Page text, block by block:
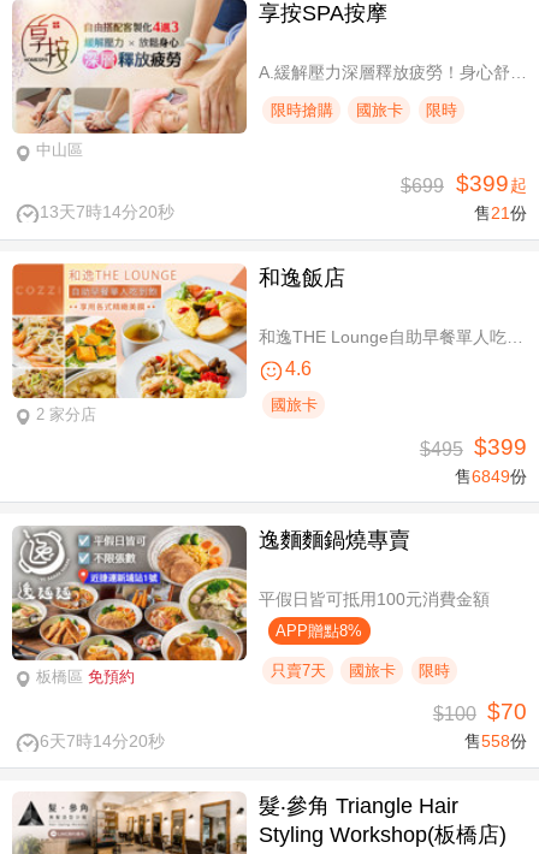
中山區
享按SPA按摩
A.緩解壓力深層釋放疲勞！身心舒壓SPA60分(純手技) / B.緩解壓力 × 放鬆身心 × 深層釋放疲勞！讓身體與情緒同步放鬆全程90分身心舒壓(純手技) / C.打造最適合自己的放鬆！自由搭配客製化四選三舒壓全程90分(手技90分) / D.忙碌也能快速充電！客製化四選一舒壓30分(手技30分)
限時搶購 國旅卡 限時
13天7時14分19秒
$699 $399起
售21份
2 家分店
和逸飯店
4.6
國旅卡
$495 $399
售6849份
板橋區 免預約
逸麵麵鍋燒專賣
平假日皆可抵用100元消費金額
APP贈點8%
只賣7天 國旅卡 限時
6天7時14分19秒
$100 $70
售558份
髮‧參角 Triangle Hair
Styling Workshop(板橋店)